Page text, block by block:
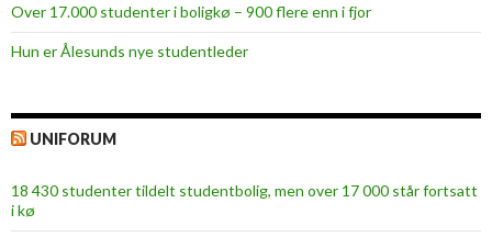
Over 17.000 studenter i boligkø – 900 flere enn i fjor
Hun er Ålesunds nye studentleder
UNIFORUM
18 430 studenter tildelt studentbolig, men over 17 000 står fortsatt
i kø